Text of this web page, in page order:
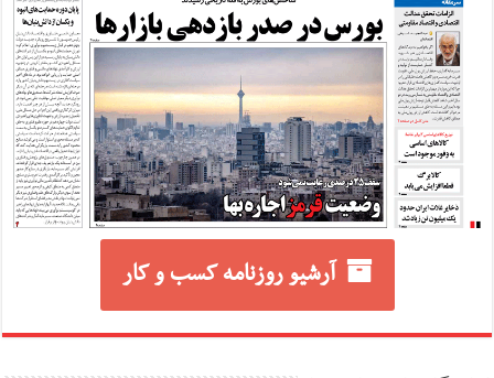
آرشیو روزنامه کسب و کار